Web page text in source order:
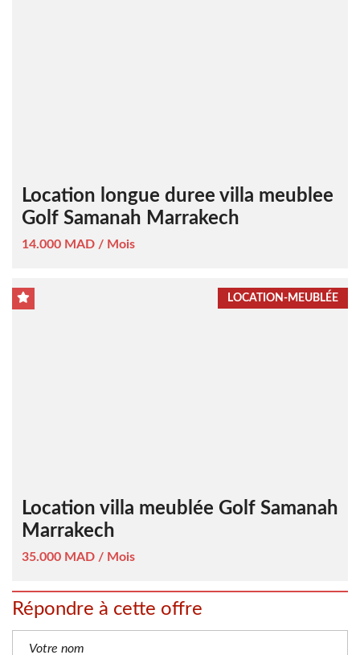
Location longue duree villa meublee
Golf Samanah Marrakech
14.000 MAD / Mois
LOCATION-MEUBLÉE
Location villa meublée Golf Samanah
Marrakech
35.000 MAD / Mois
Répondre à cette offre